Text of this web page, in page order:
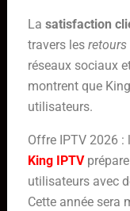
La satisfaction
travers les retours
réseaux sociaux
montrent que
utilisateurs.
Offre IPTV 2026 :
King IPTVprépare
utilisateurs avec
Cette année sera